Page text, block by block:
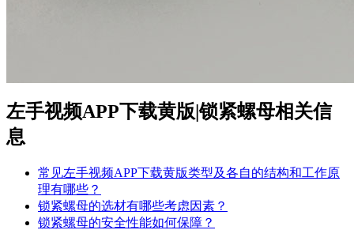
左手视频APP下载黄版|锁紧螺母相关信
息
常见左手视频APP下载黄版类型及各自的结构和工作原
理有哪些？
锁紧螺母的选材有哪些考虑因素？
锁紧螺母的安全性能如何保障？